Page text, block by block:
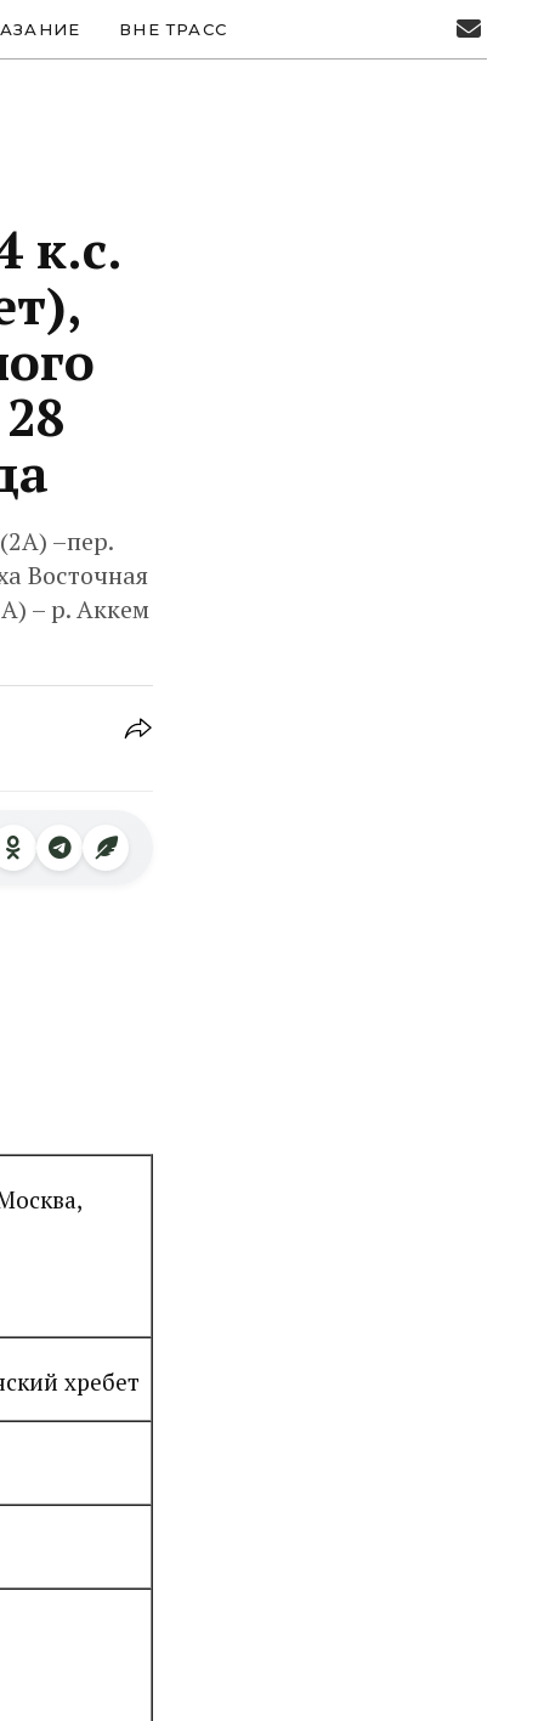
ВНЕ ТРАСС
к.с.
–пер.
Восточная
– р. Аккем
хребет